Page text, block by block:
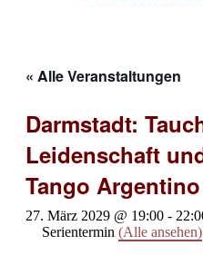
« Alle Veranstaltungen
Darmstadt:
Leidenschaft
Tango Argentino
27. März 2029 @ 19:00 -
Serientermin (Alle ansehen)